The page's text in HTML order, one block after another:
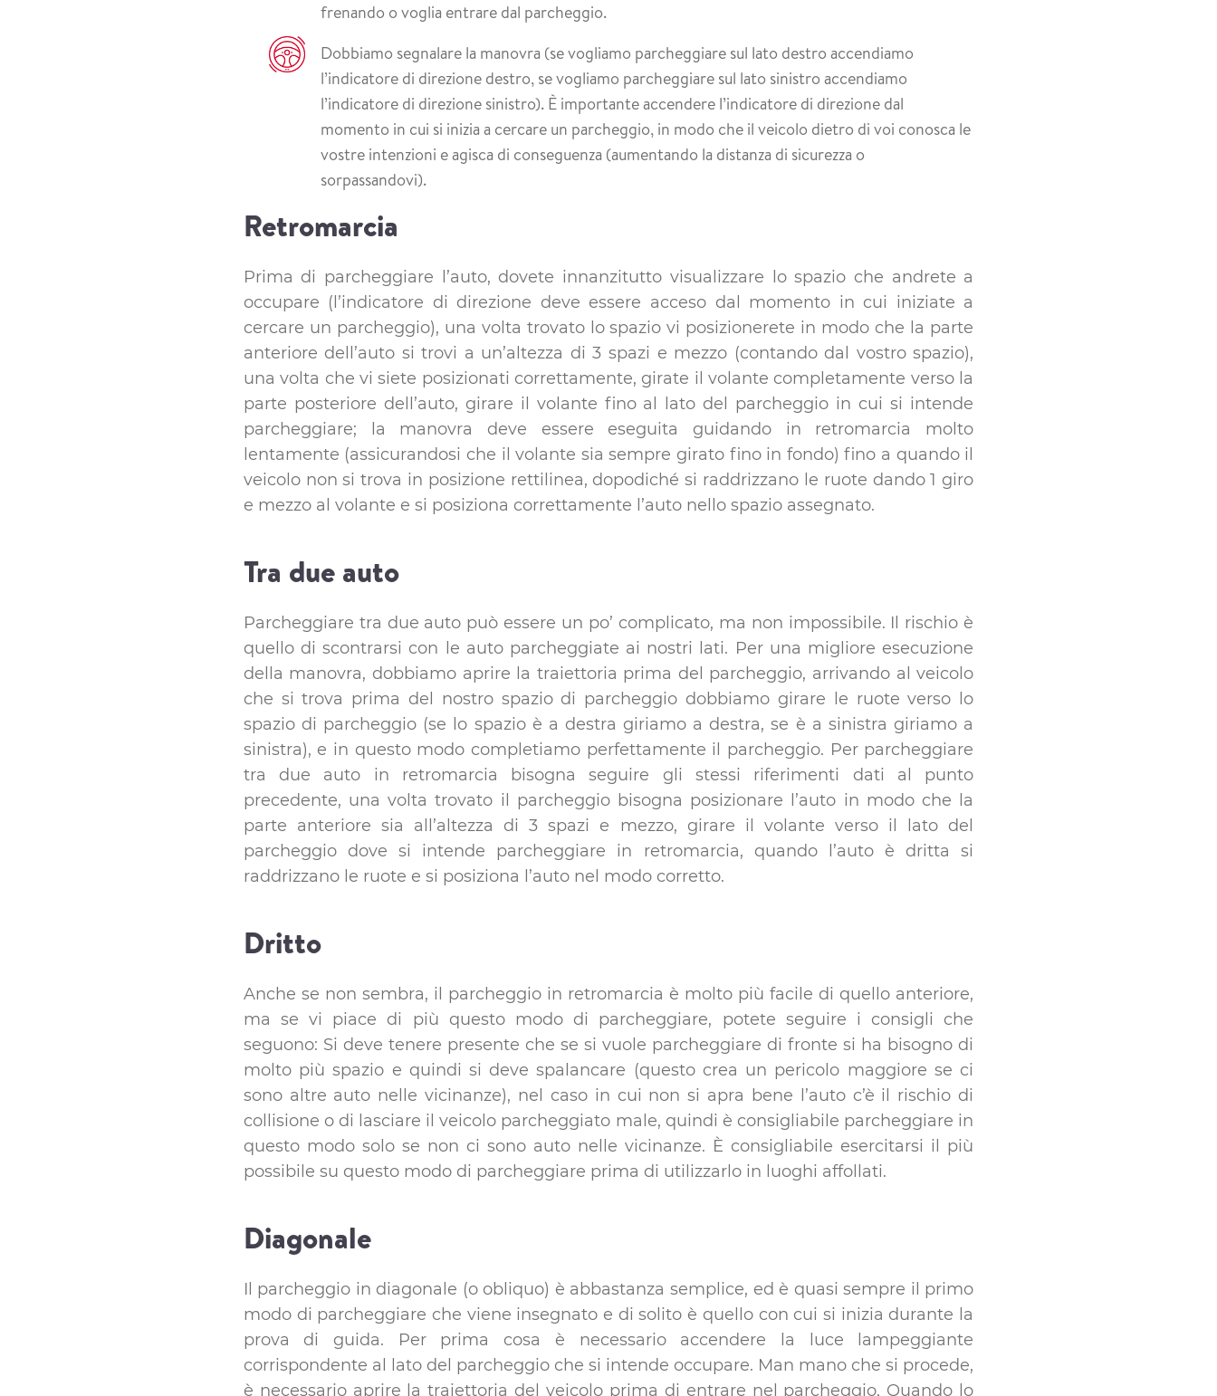
frenando o voglia entrare dal parcheggio.
Dobbiamo segnalare la manovra (se vogliamo parcheggiare sul lato destro accendiamo
l’indicatore di direzione destro, se vogliamo parcheggiare sul lato sinistro accendiamo
l’indicatore di direzione sinistro). È importante accendere l’indicatore di direzione dal
momento in cui si inizia a cercare un parcheggio, in modo che il veicolo dietro di voi conosca le
vostre intenzioni e agisca di conseguenza (aumentando la distanza di sicurezza o
sorpassandovi).
Retromarcia
Prima di parcheggiare l’auto, dovete innanzitutto visualizzare lo spazio che andrete a
occupare (l’indicatore di direzione deve essere acceso dal momento in cui iniziate a
cercare un parcheggio), una volta trovato lo spazio vi posizionerete in modo che la parte
anteriore dell’auto si trovi a un’altezza di 3 spazi e mezzo (contando dal vostro spazio),
una volta che vi siete posizionati correttamente, girate il volante completamente verso la
parte posteriore dell’auto, girare il volante fino al lato del parcheggio in cui si intende
parcheggiare; la manovra deve essere eseguita guidando in retromarcia molto
lentamente (assicurandosi che il volante sia sempre girato fino in fondo) fino a quando il
veicolo non si trova in posizione rettilinea, dopodiché si raddrizzano le ruote dando 1 giro
e mezzo al volante e si posiziona correttamente l’auto nello spazio assegnato.
Tra due auto
Parcheggiare tra due auto può essere un po’ complicato, ma non impossibile. Il rischio è
quello di scontrarsi con le auto parcheggiate ai nostri lati. Per una migliore esecuzione
della manovra, dobbiamo aprire la traiettoria prima del parcheggio, arrivando al veicolo
che si trova prima del nostro spazio di parcheggio dobbiamo girare le ruote verso lo
spazio di parcheggio (se lo spazio è a destra giriamo a destra, se è a sinistra giriamo a
sinistra), e in questo modo completiamo perfettamente il parcheggio. Per parcheggiare
tra due auto in retromarcia bisogna seguire gli stessi riferimenti dati al punto
precedente, una volta trovato il parcheggio bisogna posizionare l’auto in modo che la
parte anteriore sia all’altezza di 3 spazi e mezzo, girare il volante verso il lato del
parcheggio dove si intende parcheggiare in retromarcia, quando l’auto è dritta si
raddrizzano le ruote e si posiziona l’auto nel modo corretto.
Dritto
Anche se non sembra, il parcheggio in retromarcia è molto più facile di quello anteriore,
ma se vi piace di più questo modo di parcheggiare, potete seguire i consigli che
seguono: Si deve tenere presente che se si vuole parcheggiare di fronte si ha bisogno di
molto più spazio e quindi si deve spalancare (questo crea un pericolo maggiore se ci
sono altre auto nelle vicinanze), nel caso in cui non si apra bene l’auto c’è il rischio di
collisione o di lasciare il veicolo parcheggiato male, quindi è consigliabile parcheggiare in
questo modo solo se non ci sono auto nelle vicinanze. È consigliabile esercitarsi il più
possibile su questo modo di parcheggiare prima di utilizzarlo in luoghi affollati.
Diagonale
Il parcheggio in diagonale (o obliquo) è abbastanza semplice, ed è quasi sempre il primo
modo di parcheggiare che viene insegnato e di solito è quello con cui si inizia durante la
prova di guida. Per prima cosa è necessario accendere la luce lampeggiante
corrispondente al lato del parcheggio che si intende occupare. Man mano che si procede,
è necessario aprire la traiettoria del veicolo prima di entrare nel parcheggio, Quando lo